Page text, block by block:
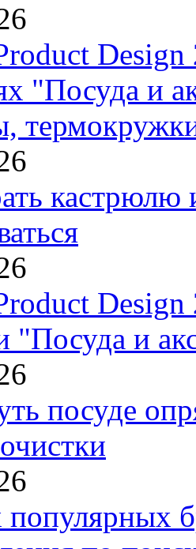
Design
"Посуда и
кастрюлю
Design
"Посуда и
посуде
популярных